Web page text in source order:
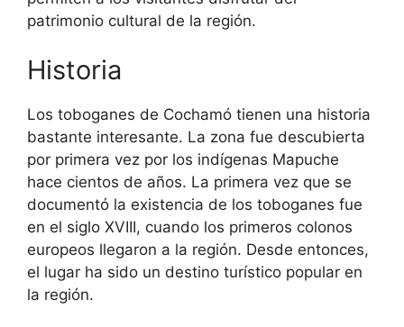
patrimonio cultural de la región.
Historia
Los toboganes de Cochamó tienen una historia
bastante interesante. La zona fue descubierta
por primera vez por los indígenas Mapuche
hace cientos de años. La primera vez que se
documentó la existencia de los toboganes fue
en el siglo XVIII, cuando los primeros colonos
europeos llegaron a la región. Desde entonces,
el lugar ha sido un destino turístico popular en
la región.